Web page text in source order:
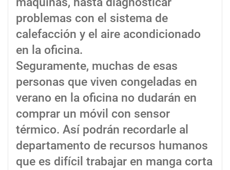
problemas con el sistema de
calefacción y el aire acondicionado
en la oficina.
Seguramente, muchas de esas
personas que viven congeladas en
verano en la oficina no dudarán en
comprar un móvil con sensor
térmico. Así podrán recordarle al
departamento de recursos humanos
que es difícil trabajar en manga corta